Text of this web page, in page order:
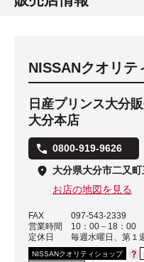
NISSANクオリテ
日産プリンス大分
大分本店
0800-919-9626
大分県大分市二又
お店の地図を見る
FAX
097-543-2339
営業時間
10：00－18：00
定休日
毎週水曜日、第１
NISSANクオリティショップ